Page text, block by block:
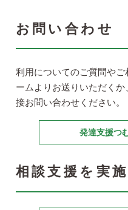
お問い合わせ
利用についてのご質問や
ームよりお送りいただく
接お問い合わせください。
発達支援つ
相談支援を実